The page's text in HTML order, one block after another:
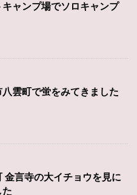
ャンプ場でソロキャンプ
雲町で蛍をみてきました
金言寺の大イチョウを見に
た